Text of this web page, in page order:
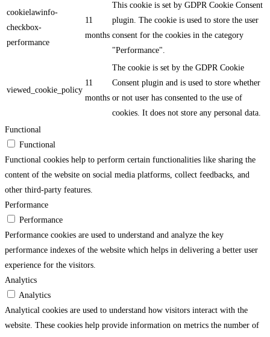
cookielawinfo-
checkbox-
performance
11
months
This cookie is set by GDPR Cookie Consent
plugin. The cookie is used to store the user
consent for the cookies in the category
"Performance".
viewed_cookie_policy
11
months
The cookie is set by the GDPR Cookie
Consent plugin and is used to store whether
or not user has consented to the use of
cookies. It does not store any personal data.
Functional
Functional
Functional cookies help to perform certain functionalities like sharing the
content of the website on social media platforms, collect feedbacks, and
other third-party features.
Performance
Performance
Performance cookies are used to understand and analyze the key
performance indexes of the website which helps in delivering a better user
experience for the visitors.
Analytics
Analytics
Analytical cookies are used to understand how visitors interact with the
website. These cookies help provide information on metrics the number of